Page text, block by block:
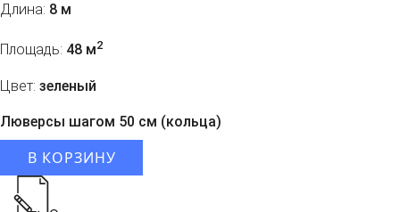
Длина: 8 м
Площадь: 48 м2
Цвет: зеленый
Люверсы шагом 50 см (кольца)
В КОРЗИНУ